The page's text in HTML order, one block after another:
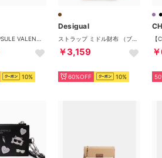
10%
Desigual
￥3,159
60%OFF 10%